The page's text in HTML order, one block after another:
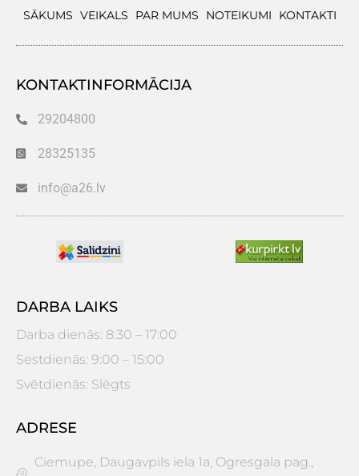
SĀKUMS VEIKALS PAR MUMS NOTEIKUMI KONTAKTI
KONTAKTINFORMĀCIJA
29204800
28325135
info@a26.lv
DARBA LAIKS
Darba dienās: 8:30 – 17:00
Sestdienās: 9:00 – 15:00
Svētdienās: Slēgts
ADRESE
Ciemupe, Daugavpils iela 1a, Ogresgala pag.,